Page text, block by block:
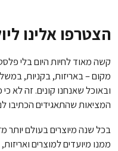
הצטרפו אלינו
קשה מאוד לחיות היום בלי
מקום – באריזות, בקניות,
ובאוכל שאנחנו קונים. זה לא
המציאות שהתאגידים הכתיבו
ממנו מיועדים למוצרים